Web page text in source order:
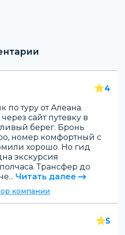
4
по туру от Алеана.
сайт путевку в
берег. Бронь
номер комфортный с
хорошо. Но гид
экскурсия
Трансфер до
Читать далее
компании
5